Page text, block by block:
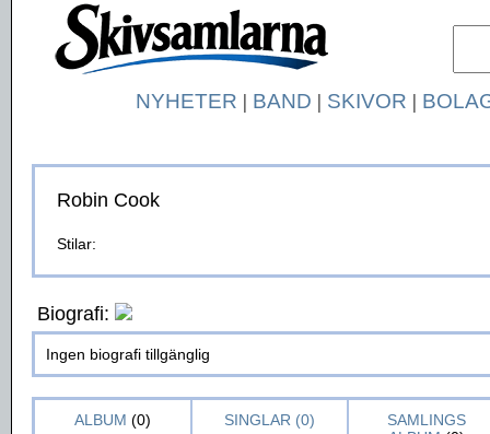
NYHETER | BAND | SKIVOR |
Robin Cook
Stilar:
Biografi:
Ingen biografi tillgänglig
ALBUM (0) SINGLAR (0)
SAMLINGS